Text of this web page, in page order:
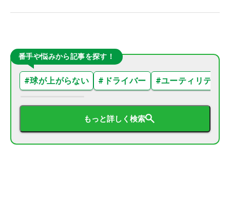
番手や悩みから記事を探す！
#球が上がらない # ドライバー #ユーティリティ
もっと詳しく検索